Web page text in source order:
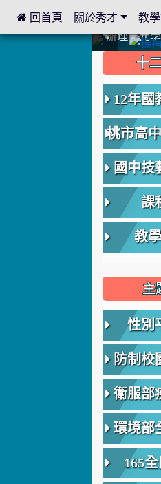
中國信託
中國信託
辦理多元
辦理多元
爭取社會
爭取社會
112學年度
112學年度
辦理多元
辦理多元
爭取社會
爭取社會
爭取社會
爭取社會
112.9.27參
112.9.27參
建置優質
建置優質
::: 十
12年國
桃市高
國中技
課
教
主
性別
防制校
衛服部
環境部
165
::: 回首頁 關於秀才 教